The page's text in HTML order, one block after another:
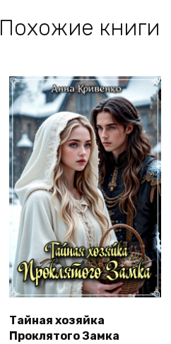
Похожие книги
Тайная хозяйка
Проклятого Замка